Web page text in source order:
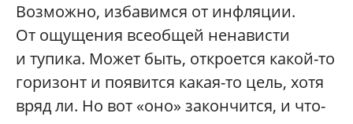
Возможно, избавимся от инфляции.
От ощущения всеобщей ненависти
и тупика. Может быть, откроется какой-то
горизонт и появится какая-то цель, хотя
вряд ли. Но вот «оно» закончится, и что-